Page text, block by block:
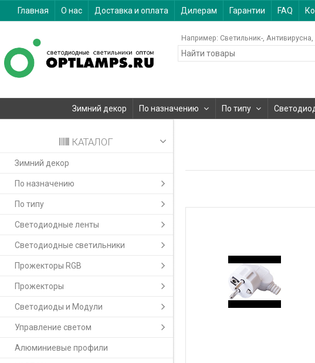
Главная О нас Доставка и оплата Дилерам Гарантии FAQ
Например: Светильник- Антивирусна
Зимний декор По назначению По типу
КАТАЛОГ
Зимний декор
По назначению
По типу
Светодиодные ленты
Светодиодные светильники
Прожекторы RGB
Прожекторы
Светодиоды и Модули
Управление светом
Алюминиевые профили